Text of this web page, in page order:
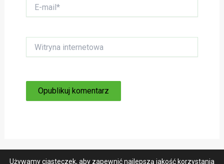
mail*
internetowa
Używamy ciasteczek, aby zapewnić najlepszą jakość korzystania